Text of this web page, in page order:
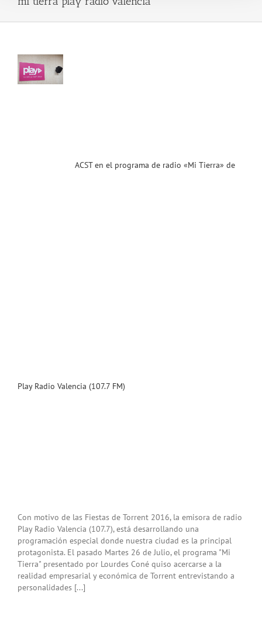
ACST en el programa de radio «Mi Tierra» de
Play Radio Valencia (107.7 FM)
Con motivo de las Fiestas de Torrent 2016, la emisora de radio
Play Radio Valencia (107.7), está desarrollando una
programación especial donde nuestra ciudad es la principal
protagonista. El pasado Martes 26 de Julio, el programa "Mi
Tierra" presentado por Lourdes Coné quiso acercarse a la
realidad empresarial y económica de Torrent entrevistando a
personalidades [...]